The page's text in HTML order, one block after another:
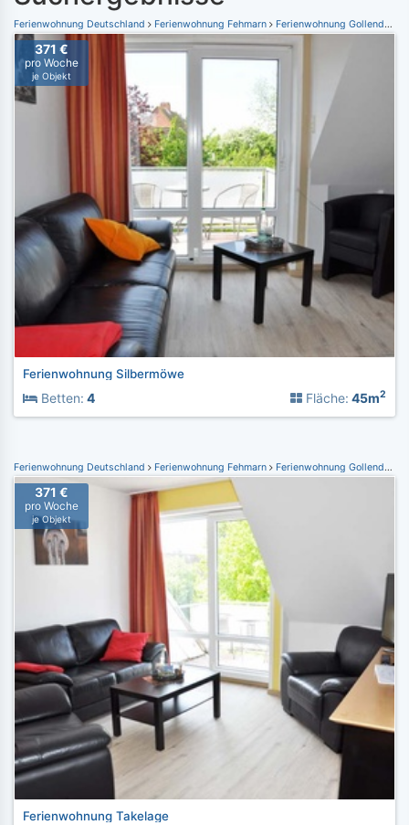
Ferienwohnung Deutschland Ferienwohnung Fehmarn Ferienwohnung Gollendorf
371 €
pro Woche
je Objekt
Ferienwohnung Silbermöwe
Betten: 4 Fläche: 45m2
Ferienwohnung Deutschland Ferienwohnung Fehmarn Ferienwohnung Gollendorf
371 €
pro Woche
je Objekt
Ferienwohnung Takelage